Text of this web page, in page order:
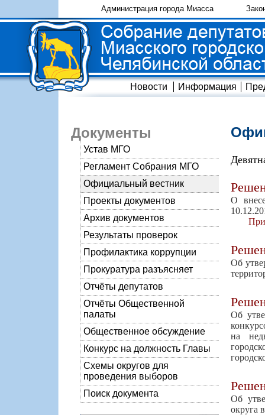
Администрация города Миасса
Новости Информация
Документы
Устав МГО
Регламент Собрания МГО
Официальный вестник
Проекты документов
Архив документов
Результаты проверок
Профилактика коррупции
Прокуратура разъясняет
Отчёты депутатов
Отчёты Общественной
палаты
Общественное обсуждение
Конкурс на должность Главы
Схемы округов для
проведения выборов
Поиск документа
О
Об
Об
на
Об
округа